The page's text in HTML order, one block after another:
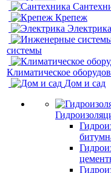
Крепеж
Электрика
системы
Климатическое
Дом и сад